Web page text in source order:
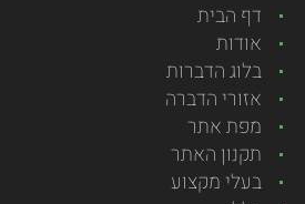
דף הבית
אודות
בלוג הדברות
אזורי הדברה
מפת אתר
תקנון האתר
בעלי מקצוע